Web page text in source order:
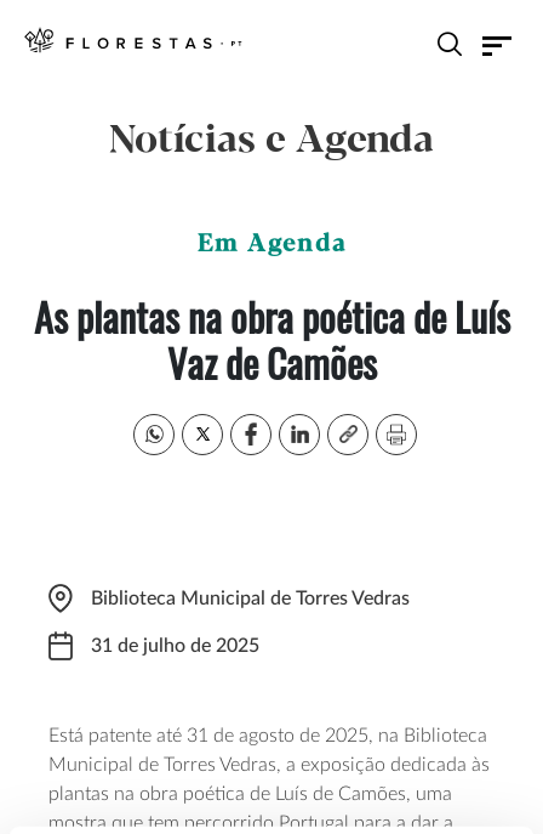
Notícias e Agenda
Em Agenda
As plantas na obra poética de Luís
Vaz de Camões
Biblioteca Municipal de Torres Vedras
31 de julho de 2025
Está patente até 31 de agosto de 2025, na Biblioteca
Municipal de Torres Vedras, a exposição dedicada às
plantas na obra poética de Luís de Camões, uma
mostra que tem percorrido Portugal para a dar a